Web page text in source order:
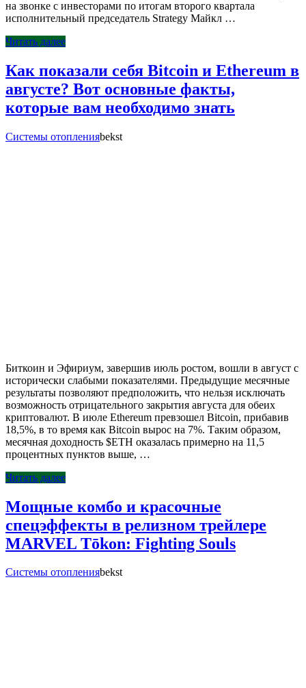
на звонке с инвесторами по итогам второго квартала
исполнительный председатель Strategy Майкл …
Читать далее
Как показали себя Bitcoin и Ethereum в
августе? Вот основные факты,
которые вам необходимо знать
Системы отопленияbekst
Биткоин и Эфириум, завершив июль ростом, вошли в август с
исторически слабыми показателями. Предыдущие месячные
результаты позволяют предположить, что нельзя исключать
возможность отрицательного закрытия августа для обеих
криптовалют. В июле Ethereum превзошел Bitcoin, прибавив
18,5%, в то время как Bitcoin вырос на 7%. Таким образом,
месячная доходность $ETH оказалась примерно на 11,5
процентных пунктов выше, …
Читать далее
Мощные комбо и красочные
спецэффекты в релизном трейлере
MARVEL Tōkon: Fighting Souls
Системы отопленияbekst